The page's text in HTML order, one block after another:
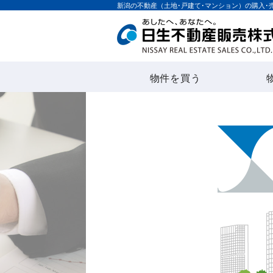
新潟の不動産（土地･戸建て･マンション）の購入
物件を買う